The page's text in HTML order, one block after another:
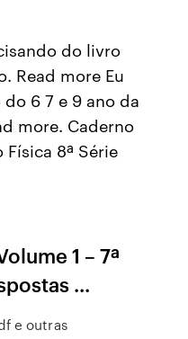
do livro
Read more Eu
6 7 e 9 ano da
more. Caderno
8ª Série
1 – 7ª
...
e outras